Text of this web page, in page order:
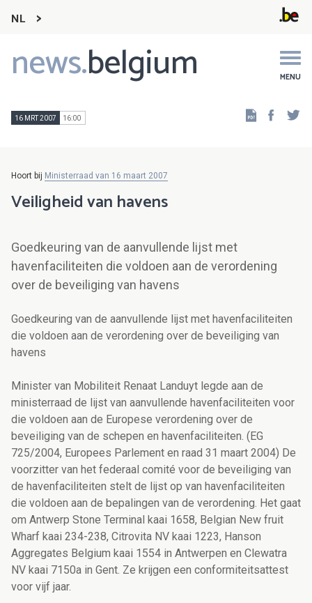
NL
news.belgium MENU
Main
navigation
16 MRT 2007 16:00
Hoort bij Ministerraad van 16 maart 2007
Veiligheid van havens
Goedkeuring van de aanvullende lijst met
havenfaciliteiten die voldoen aan de verordening
over de beveiliging van havens
Goedkeuring van de aanvullende lijst met havenfaciliteiten
die voldoen aan de verordening over de beveiliging van
havens
Minister van Mobiliteit Renaat Landuyt legde aan de
ministerraad de lijst van aanvullende havenfaciliteiten voor
die voldoen aan de Europese verordening over de
beveiliging van de schepen en havenfaciliteiten. (EG
725/2004, Europees Parlement en raad 31 maart 2004) De
voorzitter van het federaal comité voor de beveiliging van
de havenfaciliteiten stelt de lijst op van havenfaciliteiten
die voldoen aan de bepalingen van de verordening. Het gaat
om Antwerp Stone Terminal kaai 1658, Belgian New fruit
Wharf kaai 234-238, Citrovita NV kaai 1223, Hanson
Aggregates Belgium kaai 1554 in Antwerpen en Clewatra
NV kaai 7150a in Gent. Ze krijgen een conformiteitsattest
voor vijf jaar.